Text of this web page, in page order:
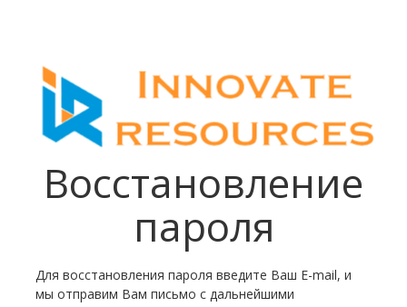
Восстановление
пароля
Для восстановления пароля введите Ваш E-mail, и
мы отправим Вам письмо с дальнейшими